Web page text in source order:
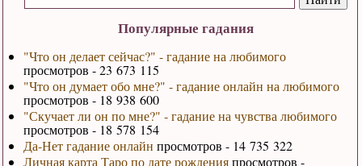
Популярные гадания
"Что он делает сейчас?" - гадание на любимого
просмотров - 23 673 115
"Что он думает обо мне?" - гадание онлайн на любимого
просмотров - 18 938 600
"Скучает ли он по мне?" - гадание на чувства любимого
просмотров - 18 578 154
Да-Нет гадание онлайн просмотров - 14 735 322
Личная карта Таро по дате рожденияпросмотров -